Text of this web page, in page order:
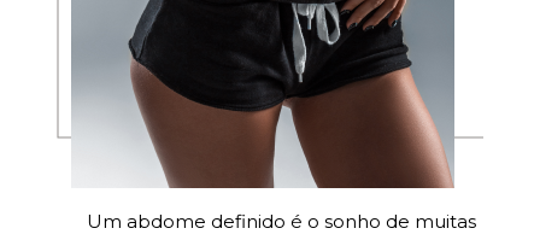
Um abdome definido é o sonho de muitas